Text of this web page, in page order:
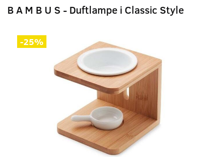
B A M B U S - Duftlampe i Classic Style
-25%